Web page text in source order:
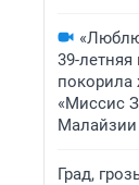
39-
покорила
«Миссис
Малайзии
Град,